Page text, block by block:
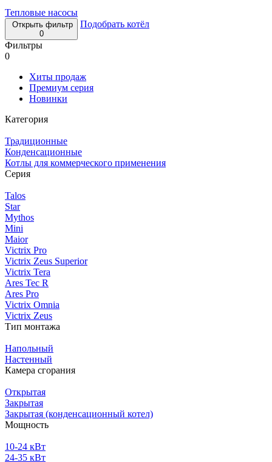
Тепловые насосы
Открыть фильтр
0
Подобрать котёл
Фильтры
0
Хиты продаж
Премиум серия
Новинки
Категория
Традиционные
Конденсационные
Котлы для коммерческого применения
Серия
Talos
Star
Mythos
Mini
Maior
Victrix Pro
Victrix Zeus Superior
Victrix Tera
Ares Tec R
Ares Pro
Victrix Omnia
Victrix Zeus
Тип монтажа
Напольный
Настенный
Камера сгорания
Открытая
Закрытая
Закрытая (конденсационный котел)
Мощность
10-24 кВт
24-35 кВт